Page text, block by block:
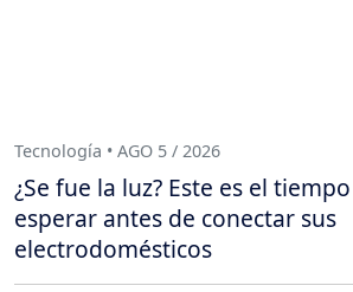
Tecnología • AGO 5 / 2026
¿Se fue la luz? Este es el
esperar antes de conectar sus
electrodomésticos